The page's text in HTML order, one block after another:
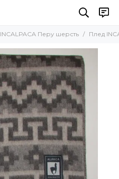
INCALPACA Перу шерсть Плед